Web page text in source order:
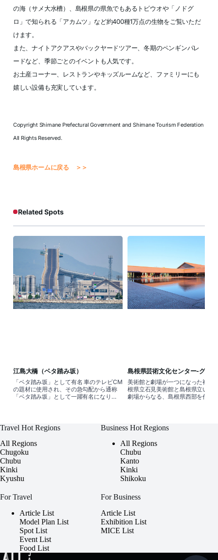
の海（サメ大水槽）、島根県の県魚でもあるトビウオや「ノドグ
ロ」で知られる「アカムツ」など約400種1万点の生物をご覧いただ
けます。
また、ナイトアクアスやバックヤードツアー、冬期のペンギンパレ
ードなど、季節ごとのイベントも人気です。
お土産コーナー、レストランやキッズルームなど、ファミリーにも
嬉しい設備も充実しています。
Copyright Shimane Prefectural Government and Shimane Tourism Federation
All Rights Reserved.
島根県ホームに戻る ＞＞
Related Spots
江島大橋（ベタ踏み坂）
「ベタ踏み坂」として有名 車のテレビCM
の題材に使用され、その急勾配から通称
「ベタ踏み坂」として一躍有名になりま
島根県芸術文化センター-グラ
美術館と劇場が一つになった複合
根県立石見美術館と島根県立いわ
劇場からなる、島根県西部を代表
Travel Hot Regions
All Regions
Chugoku
Chubu
Kinki
Kyushu
Business Hot Regions
All Regions
Chubu
Kanto
Kinki
Shikoku
For Travel
Article List
Model Plan List
Spot List
Event List
Food List
For Business
Article List
Exhibition List
MICE List